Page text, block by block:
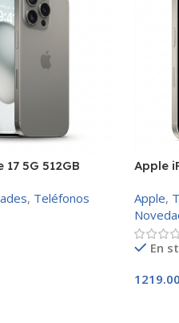
5G 512GB
, Teléfonos
Apple
Apple,
En
1219.00